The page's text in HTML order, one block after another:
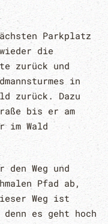
Parkplatz
die
zurück und
in
zurück. Dazu
bis er am
im Wald
Weg und
Pfad ab,
Weg ist
denn es geht hoch